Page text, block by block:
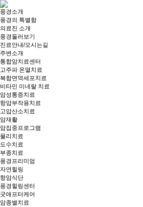
풍경소개
풍경의 특별함
의료진 소개
풍경둘러보기
진료안내/오시는길
주변소개
통합암치료센터
고주파 온열치료
복합면역세포치료
비타민 미네랄 치료
암성통증치료
항암부작용치료
고압산소치료
암재활
암집중프로그램
물리치료
도수치료
부종치료
풍경프리미엄
자연힐링
항암식단
풍경힐링센터
굿애프터케어
암종별치료